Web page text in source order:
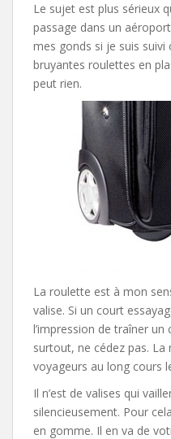
Le sujet est plus sérieux
passage dans un
mes gonds si je suis suivi
bruyantes roulettes en
peut rien.
La roulette est à mon
valise. Si un court
l’impression de traîner
surtout, ne cédez pas.
voyageurs au long cours
Il n’est de valises qui
silencieusement. Pour
en gomme. Il en va de